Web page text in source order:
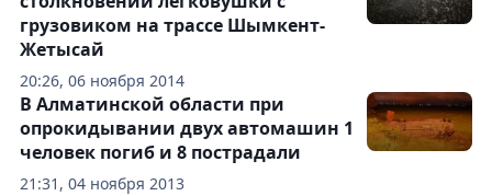
20:26, 06 ноября 2014
грузовиком на трассе Шымкент-
Жетысай
21:31, 04 ноября 2013
В Алматинской области при
опрокидывании двух автомашин 1
человек погиб и 8 пострадали